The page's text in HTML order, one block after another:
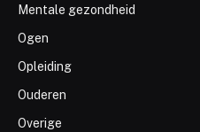
Mentale gezondheid
Ogen
Opleiding
Ouderen
Overige